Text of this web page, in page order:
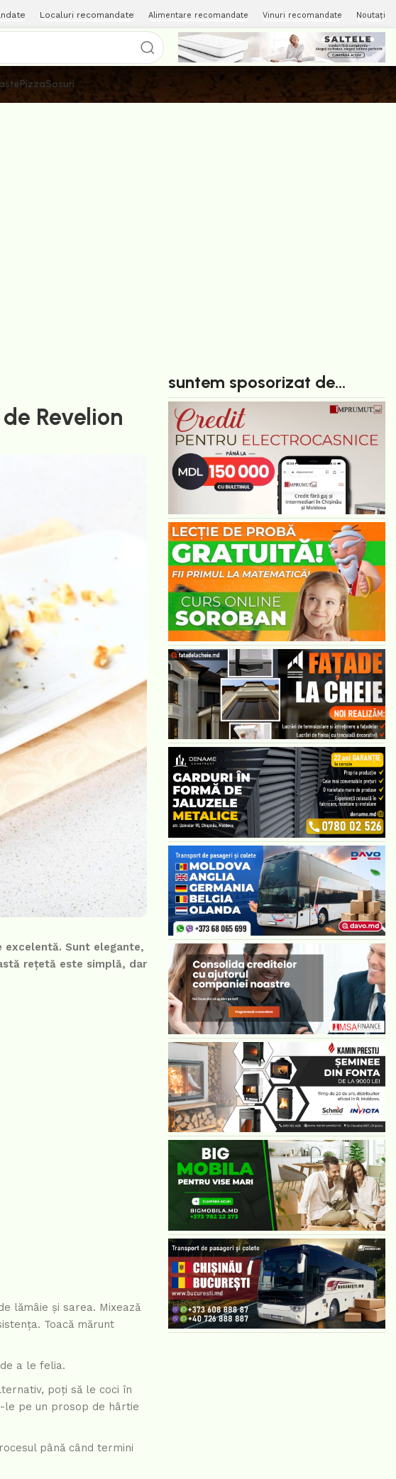
Localuri recomandate Alimentare recomandate Vinuri recomandate Noutați
PizzaSosuri
Revelion
excelentă. Sunt elegante,
rețetă este simplă, dar
lămâie și sarea. Mixează
Toacă mărunt
a le felia.
poți să le coci în
le pe un prosop de hârtie
până când termini
suntem sposorizat de...